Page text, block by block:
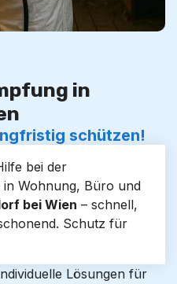
in
schützen!
bei der
in Wohnung, Büro und
bei Wien – schnell,
Schutz für
Lösungen für